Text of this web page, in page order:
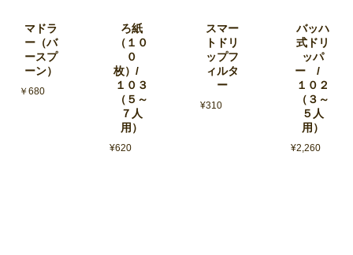
マドラ
ー（バ
ースプ
ーン）
￥680
ろ紙
（１０
０
枚）/
１０３
（５～
７人
用）
¥620
スマー
トドリ
ップフ
ィルタ
ー
¥310
バッハ
式ドリ
ッパ
ー /
１０２
（３～
５人
用）
¥2,260